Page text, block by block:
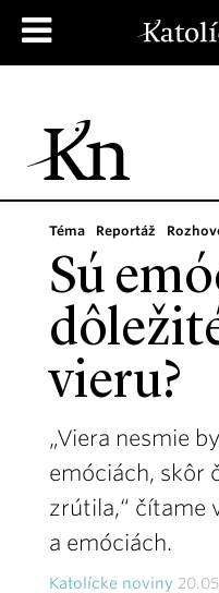
Téma Reportáž
Sú
vieru?
„Viera nesmie
emóciách, skôr
zrútila,“ čítame
a emóciách.
Katolícke noviny